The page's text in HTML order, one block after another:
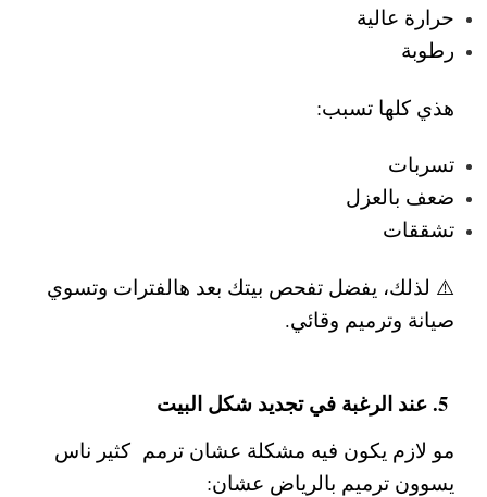
حرارة عالية
رطوبة
هذي كلها تسبب:
تسربات
ضعف بالعزل
تشققات
⚠️ لذلك، يفضل تفحص بيتك بعد هالفترات وتسوي
صيانة وترميم وقائي.
مو لازم يكون فيه مشكلة عشان ترمم كثير ناس
يسوون ترميم بالرياض عشان: